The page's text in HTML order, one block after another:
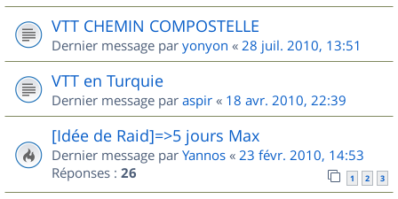
VTT CHEMIN COMPOSTELLE
Dernier message par yonyon « 28 juil. 2010, 13:51
VTT en Turquie
Dernier message par aspir « 18 avr. 2010, 22:39
[Idée de Raid]=>5 jours Max
Dernier message par Yannos « 23 févr. 2010, 14:53
Réponses : 26 1 2 3